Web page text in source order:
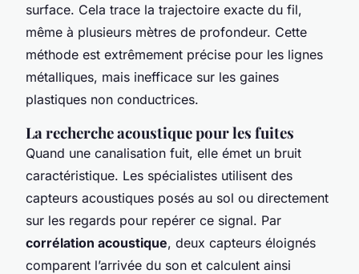
surface. Cela trace la trajectoire exacte du fil,
même à plusieurs mètres de profondeur. Cette
méthode est extrêmement précise pour les lignes
métalliques, mais inefficace sur les gaines
plastiques non conductrices.
La recherche acoustique pour les fuites
Quand une canalisation fuit, elle émet un bruit
caractéristique. Les spécialistes utilisent des
capteurs acoustiques posés au sol ou directement
sur les regards pour repérer ce signal. Par
corrélation acoustique, deux capteurs éloignés
comparent l’arrivée du son et calculent ainsi